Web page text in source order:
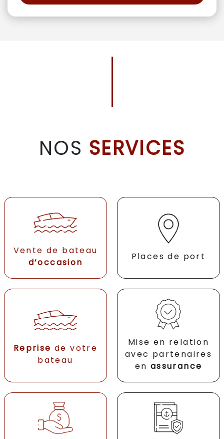
NOS SERVICES
Vente de bateau
d’occasion
Places de port
Reprise de votre
bateau
Mise en relation
avec partenaires
en assurance